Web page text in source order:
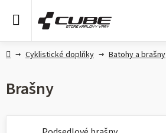
DomůCyklistické doplňky Batohy a brašny
Brašny